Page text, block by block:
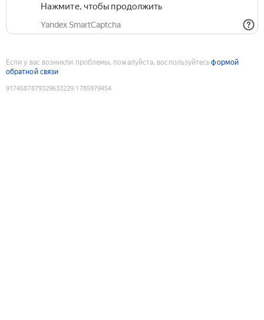
Нажмите, чтобы продолжить
Yandex SmartCaptcha
Если у вас возникли проблемы, пожалуйста, воспользуйтесьформой
обратной связи
9174587879329633229:1785979454